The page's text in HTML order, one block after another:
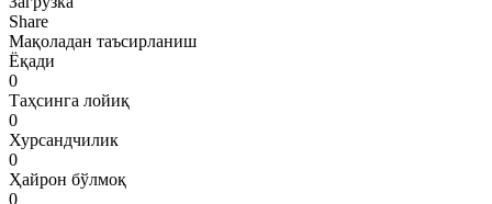
Share
Мақоладан таъсирланиш
Ёқади
0
Таҳсинга лойиқ
0
Хурсандчилик
0
Ҳайрон бўлмоқ
0